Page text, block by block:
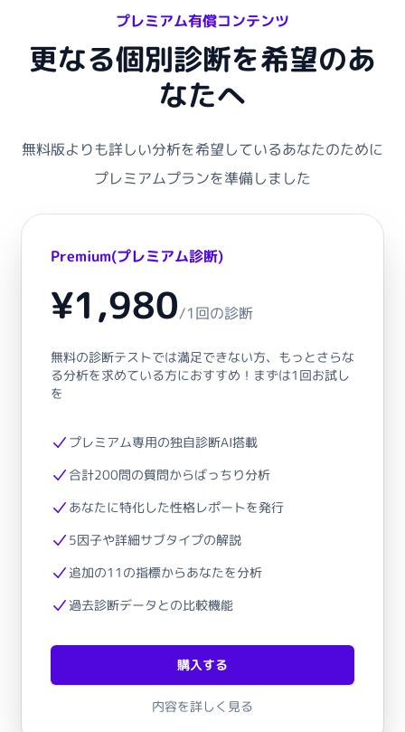
プレミアム有償コンテンツ
更なる個別診断を希望のあ
なたへ
無料版よりも詳しい分析を希望しているあなたのために
プレミアムプランを準備しました
Premium(プレミアム診断)
¥1,980/1回の診断
無料の診断テストでは満足できない方、もっとさらな
る分析を求めている方におすすめ！まずは1回お試し
を
プレミアム専用の独自診断AI搭載
合計200問の質問からばっちり分析
あなたに特化した性格レポートを発行
5因子や詳細サブタイプの解説
追加の11の指標からあなたを分析
過去診断データとの比較機能
購入する
内容を詳しく見る